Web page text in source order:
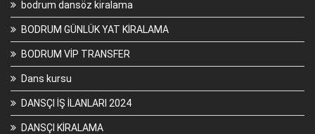
bodrum dansöz kiralama
BODRUM GÜNLÜK YAT KİRALAMA
BODRUM VİP TRANSFER
Dans kursu
DANSÇI İŞ İLANLARI 2024
DANSÇI KİRALAMA